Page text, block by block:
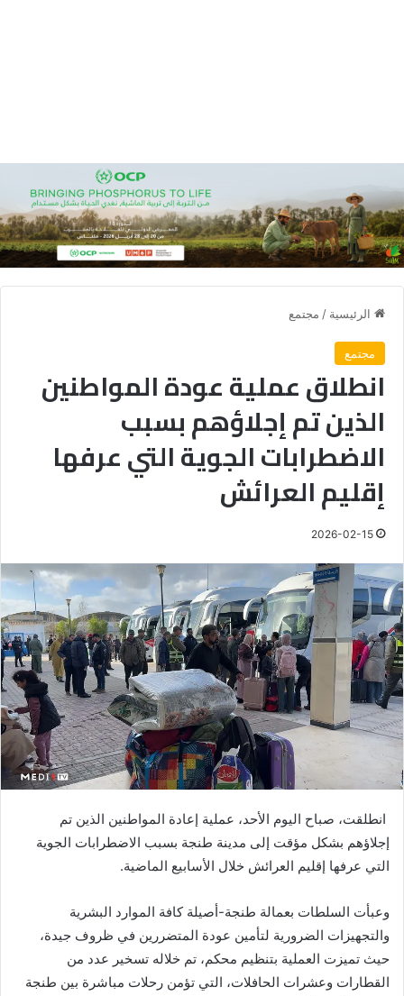
الرئيسية / مجتمع
مجتمع
انطلاق عملية عودة المواطنين
الذين تم إجلاؤهم بسبب
الاضطرابات الجوية التي عرفها
إقليم العرائش
2026-02-15
انطلقت، صباح اليوم الأحد، عملية إعادة المواطنين الذين تم
إجلاؤهم بشكل مؤقت إلى مدينة طنجة بسبب الاضطرابات الجوية
التي عرفها إقليم العرائش خلال الأسابيع الماضية.
وعبأت السلطات بعمالة طنجة-أصيلة كافة الموارد البشرية
والتجهيزات الضرورية لتأمين عودة المتضررين في ظروف جيدة،
حيث تميزت العملية بتنظيم محكم، تم خلاله تسخير عدد من
القطارات وعشرات الحافلات، التي تؤمن رحلات مباشرة بين طنجة